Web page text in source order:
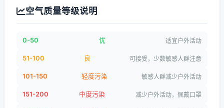
空气质量等级说明
0-50 优 适宜户外活动
51-100 良 可接受，少数敏感人群注意
101-150 轻度污染 敏感人群减少户外活动
151-200 中度污染 减少户外活动，佩戴口罩